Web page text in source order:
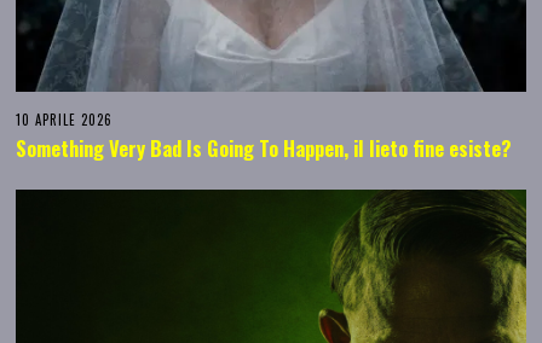
10 APRILE 2026
Something Very Bad Is Going To Happen, il lieto fine esiste?